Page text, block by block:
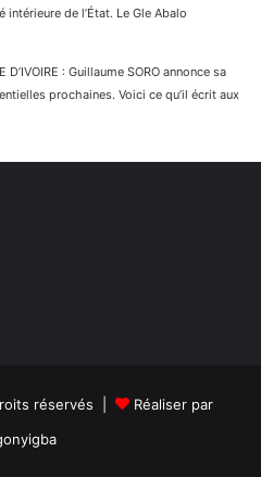
de l’État. Le Gle Abalo
D’IVOIRE : Guillaume SORO annonce sa
prochaines. Voici ce qu’il écrit aux
réservés |
Réaliser par